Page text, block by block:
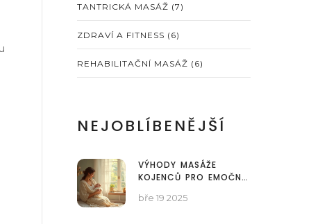
TANTRICKÁ MASÁŽ (7)
ZDRAVÍ A FITNESS (6)
REHABILITAČNÍ MASÁŽ (6)
NEJOBLÍBENĚJŠÍ
VÝHODY MASÁŽE
KOJENCŮ PRO EMOČNÍ
bře 19 2025